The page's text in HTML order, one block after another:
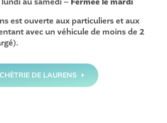
est ouverte aux particuliers et aux
avec un véhicule de moins de 2
DE LAURENS